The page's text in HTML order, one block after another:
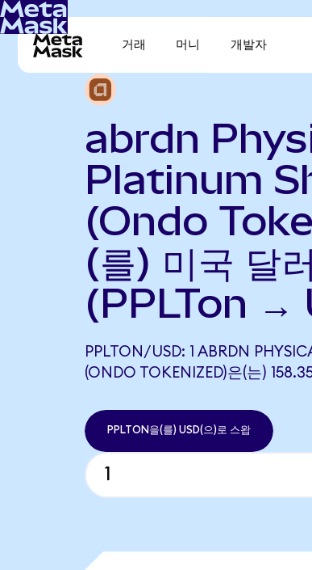
거래 머니 개발자
abrdn
Platinum
(Ondo
(를) 미국 달
(PPLTon →
PPLTON/USD: 1 ABRDN
(ONDO TOKENIZED)은(는)
PPLTON을(를) USD(으)로 스왑